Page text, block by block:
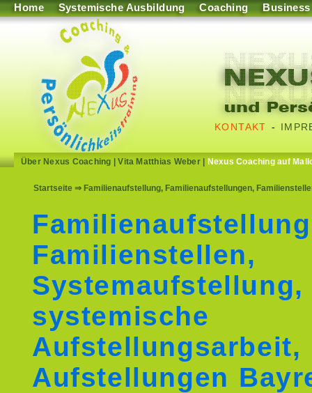
Home Systemische Ausbildung Coaching Business
KONTAKT -
Über Nexus Coaching |Vita Matthias Weber| Nexus Coaching auf
Startseite ⇒ Familienaufstellung, Familienaufstellungen,
Familienstellen,
Systemaufstellung,
systemische
Aufstellungsarbeit,
Aufstellungen